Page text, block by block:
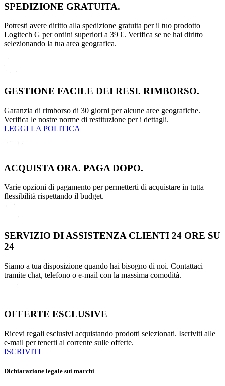
SPEDIZIONE GRATUITA.
Potresti avere diritto alla spedizione gratuita per il tuo prodotto
Logitech G per ordini superiori a 39 €. Verifica se ne hai diritto
selezionando la tua area geografica.
GESTIONE FACILE DEI RESI. RIMBORSO.
Garanzia di rimborso di 30 giorni per alcune aree geografiche.
Verifica le nostre norme di restituzione per i dettagli.
LEGGI LA POLITICA
ACQUISTA ORA. PAGA DOPO.
Varie opzioni di pagamento per permetterti di acquistare in tutta
flessibilità rispettando il budget.
SERVIZIO DI ASSISTENZA CLIENTI 24 ORE SU
24
Siamo a tua disposizione quando hai bisogno di noi. Contattaci
tramite chat, telefono o e-mail con la massima comodità.
OFFERTE ESCLUSIVE
Ricevi regali esclusivi acquistando prodotti selezionati. Iscriviti alle
e-mail per tenerti al corrente sulle offerte.
ISCRIVITI
Dichiarazione legale sui marchi